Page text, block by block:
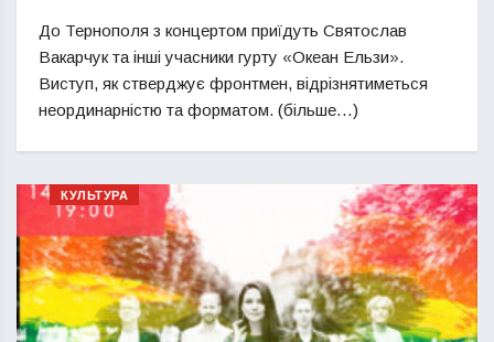
До Тернополя з концертом приїдуть Святослав
Вакарчук та інші учасники гурту «Океан Ельзи».
Виступ, як стверджує фронтмен, відрізнятиметься
неординарністю та форматом. (більше…)
КУЛЬТУРА